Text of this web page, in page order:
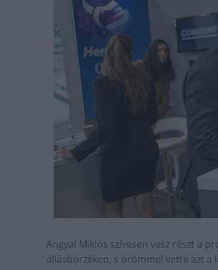
Angyal Miklós szívesen vesz részt a
állásbörzéken, s örömmel vette azt a